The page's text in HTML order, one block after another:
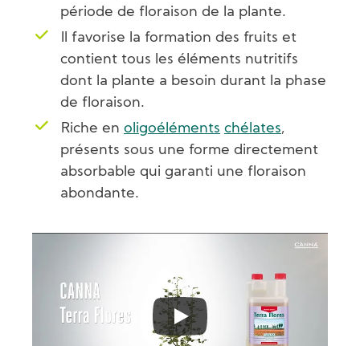
période de floraison de la plante.
Il favorise la formation des fruits et
contient tous les éléments nutritifs
dont la plante a besoin durant la phase
de floraison.
Riche en oligoéléments chélates,
présents sous une forme directement
absorbable qui garanti une floraison
abondante.